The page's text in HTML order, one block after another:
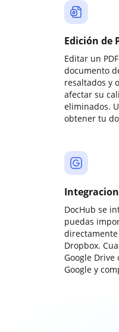
Edición de
Editar un
documento
resaltados y
afectar su
eliminados.
obtener tu
DocHub se
puedas
directamente
Dropbox.
Google
Google y